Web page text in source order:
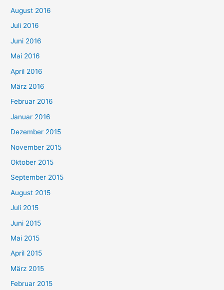
August 2016
Juli 2016
Juni 2016
Mai 2016
April 2016
März 2016
Februar 2016
Januar 2016
Dezember 2015
November 2015
Oktober 2015
September 2015
August 2015
Juli 2015
Juni 2015
Mai 2015
April 2015
März 2015
Februar 2015